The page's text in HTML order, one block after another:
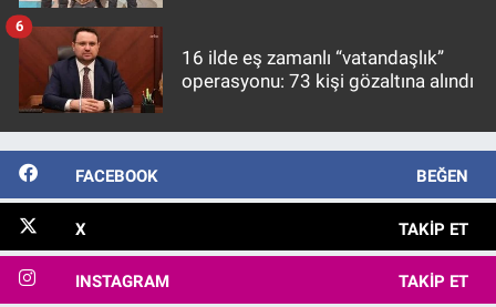
16 ilde eş zamanlı “vatandaşlık”
operasyonu: 73 kişi gözaltına alındı
6
FACEBOOK BEĞEN
X TAKIP ET
INSTAGRAM TAKIP ET